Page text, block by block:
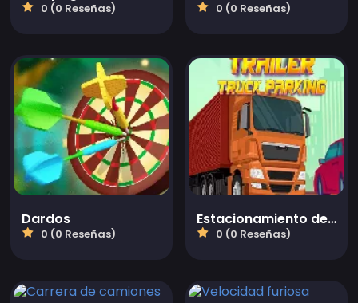
0 (0 Reseñas) 0 (0 Reseñas)
Dardos
0 (0 Reseñas)
Estacionamiento de camiones remolque
0 (0 Reseñas)